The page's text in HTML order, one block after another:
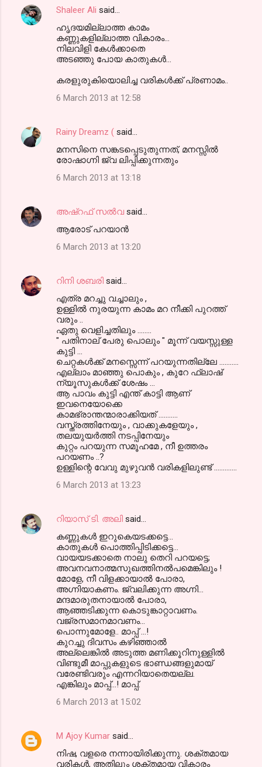
Shaleer Ali said…
ഹൃദയമില്ലാത്ത കാമം
കണ്ണുകളില്ലാത്ത വികാരം...
നിലവിളി കേള്‍ക്കാതെ
അടഞ്ഞു പോയ കാതുകള്‍...
കരളുരുകിയൊലിച്ച വരികള്‍ക്ക് പ്രണാമം..
6 March 2013 at 12:58
Rainy Dreamz ( said…
മനസിനെ സങ്കടപ്പെടുതുന്നത്, മനസ്സില്‍
രോഷാഗ്നി ജ്വ ലിപ്പിക്കുന്നതും
6 March 2013 at 13:18
അഷ്‌റഫ്‌ സല്‍വ said…
ആരോട് പറയാന്‍
6 March 2013 at 13:20
റിനി ശബരി said…
എത്ര മറച്ചു വച്ചാലും ,
ഉള്ളില്‍ നുരയുന്ന കാമം മറ നീക്കി പുറത്ത്
വരും ..
ഏതു വെളിച്ചതിലും ........
" പതിനാല് പേരു പൊലും " മൂന്ന് വയസ്സുള്ള
കുട്ടി ...
ചെറ്റകള്‍ക്ക് മനസ്സെന്ന് പറയുന്നതില്ലേ ...........
എല്ലാം മാഞ്ഞു പൊകും , കുറേ ഫ്ലാഷ്
ന്യൂസുകള്‍ക്ക് ശേഷം ...
ആ പാവം കുട്ടി എന്ത് കാട്ടി ആണ്
ഇവനെയോക്കെ
കാമഭ്രാന്തന്മാരാക്കിയത് ...........
വസ്ത്രത്തിനേയും , വാക്കുകളേയും ,
തലയുയര്‍ത്തി നടപ്പിനേയും
കുറ്റം പറയുന്ന സമൂഹമേ , നീ ഉത്തരം
പറയണം ..?
ഉള്ളിന്റെ വേവു മുഴുവന്‍ വരികളിലുണ്ട് .............
6 March 2013 at 13:23
റിയാസ് ടി. അലി said…
കണ്ണുകള്‍ ഇറുകെയടക്കട്ടെ...
കാതുകള്‍ പൊത്തിപ്പിടിക്കട്ടെ...
വായയടക്കാതെ നാലു തെറി പറയട്ടെ;
അവനവനാത്മസുഖത്തിനല്‍പമെങ്കിലും !
മോളേ, നീ വിളക്കായാല്‍ പോരാ,
അഗ്നിയാകണം. ജ്വലിക്കുന്ന അഗ്നി...
മന്ദമാരുതനായാല്‍ പോരാ,
ആഞ്ഞടിക്കുന്ന കൊടുങ്കാറ്റാവണം.
വജ്രസമാനമാവണം...
പൊന്നുമോളേ.. മാപ്പ് ...!
കുറച്ചു ദിവസം കഴിഞ്ഞാല്‍
അല്ലെങ്കില്‍ അടുത്ത മണിക്കൂറിനുള്ളില്‍
വിണ്ടുമീ മാപ്പുകളുടെ ഭാണ്ഡങ്ങളുമായ്
വരേണ്ടിവരും എന്നറിയാതെയല്ല.
എങ്കിലും മാപ്പ്...! മാപ്പ്.
6 March 2013 at 15:02
M Ajoy Kumar said…
നിഷ, വളരെ നന്നായിരിക്കുന്നു. ശക്തമായ
വരികള്‍, അതിലും ശക്തമായ വികാരം